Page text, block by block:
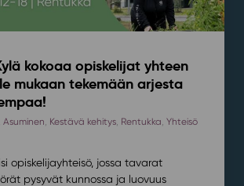
kokoaa opiskelijat yhteen
mukaan tekemään arjesta
Asuminen Kestävä kehitys, Rentukka Yhteisö
opiskelijayhteisö, jossa tavarat
pysyvät kunnossa ja luovuus